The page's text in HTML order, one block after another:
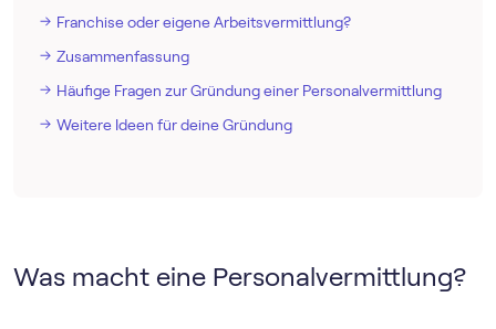
Franchise oder eigene Arbeitsvermittlung?
Zusammenfassung
Häufige Fragen zur Gründung einer Personalvermittlung
Weitere Ideen für deine Gründung
Was macht eine Personalvermittlung?